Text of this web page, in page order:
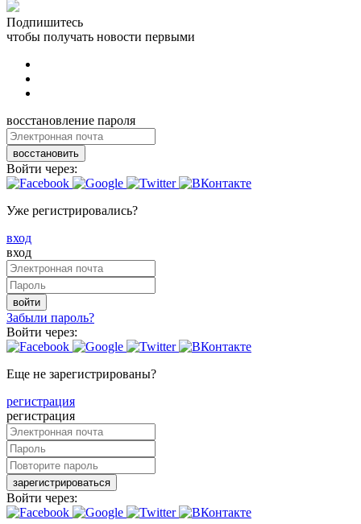
Подпишитесь
чтобы получать новости первыми
восстановление пароля
восстановить
Войти через:
Уже регистрировались?
вход
вход
войти
Забыли пароль?
Войти через:
Еще не зарегистрированы?
регистрация
регистрация
зарегистрироваться
Войти через: